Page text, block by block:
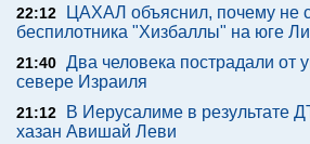
22:12
ЦАХАЛ объяснил, почему не
беспилотника "Хизбаллы" на юге
21:40 Два человека пострадали от
севере Израиля
21:12
В Иерусалиме в результате
хазан Авишай Леви